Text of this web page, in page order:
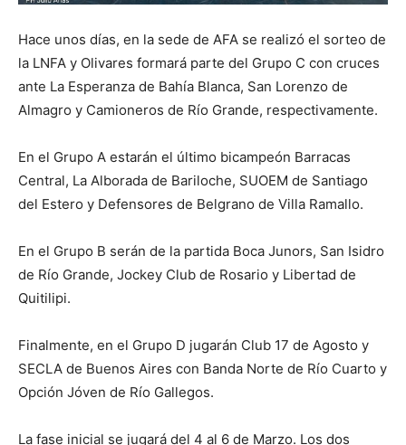
Hace unos días, en la sede de AFA se realizó el sorteo de
la LNFA y Olivares formará parte del Grupo C con cruces
ante La Esperanza de Bahía Blanca, San Lorenzo de
Almagro y Camioneros de Río Grande, respectivamente.
En el Grupo A estarán el último bicampeón Barracas
Central, La Alborada de Bariloche, SUOEM de Santiago
del Estero y Defensores de Belgrano de Villa Ramallo.
En el Grupo B serán de la partida Boca Junors, San Isidro
de Río Grande, Jockey Club de Rosario y Libertad de
Quitilipi.
Finalmente, en el Grupo D jugarán Club 17 de Agosto y
SECLA de Buenos Aires con Banda Norte de Río Cuarto y
Opción Jóven de Río Gallegos.
La fase inicial se jugará del 4 al 6 de Marzo. Los dos